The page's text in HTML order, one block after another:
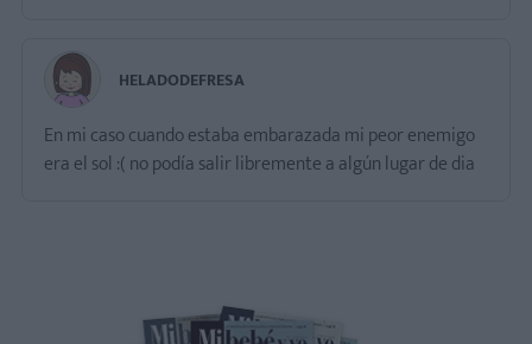
HELADODEFRESA
En mi caso cuando estaba embarazada mi peor enemigo
era el sol :( no podía salir libremente a algún lugar de dia